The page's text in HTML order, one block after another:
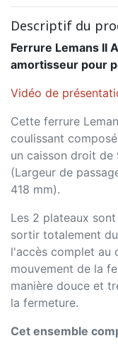
Descriptif du
Ferrure Lemans II
amortisseur pour
Vidéo de
Cette ferrure
coulissant
un caisson droit
(Largeur de
418 mm).
Les 2 plateaux
sortir totalement
l'accès complet au
mouvement de la
manière douce et
la fermeture.
Cet ensemble